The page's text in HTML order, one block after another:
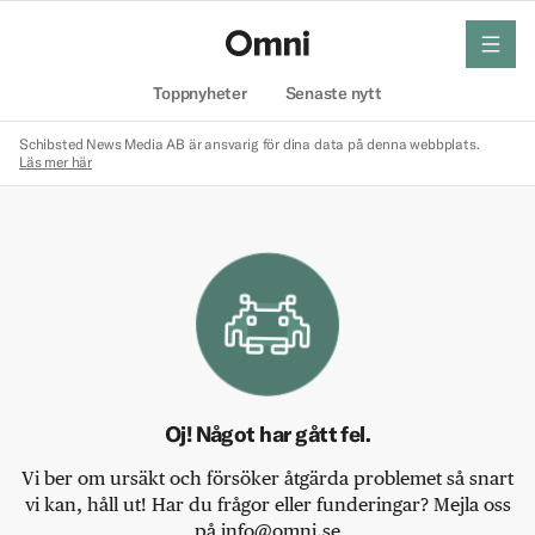
Toppnyheter Senaste nytt
meny
Schibsted News Media AB är ansvarig för dina data på denna webbplats.
Läs mer här
Oj! Något har gått fel.
Vi ber om ursäkt och försöker åtgärda problemet så snart
vi kan, håll ut! Har du frågor eller funderingar? Mejla oss